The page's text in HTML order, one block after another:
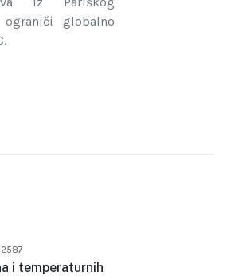
globalno
2587
i temperaturnih